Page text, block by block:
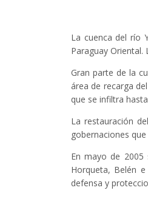
La cuenca del río
Paraguay Oriental.
Gran parte de la
área de recarga
que se infiltra
La restauración
gobernaciones
En mayo de 2005
Horqueta, Belén
defensa y